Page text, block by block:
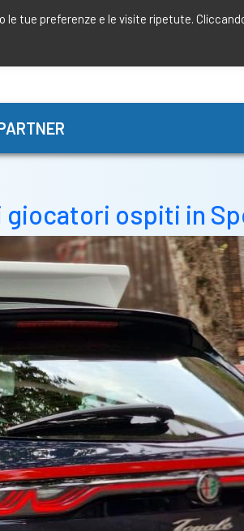
giocatori ospiti in
le tue preferenze e le visite ripetute.